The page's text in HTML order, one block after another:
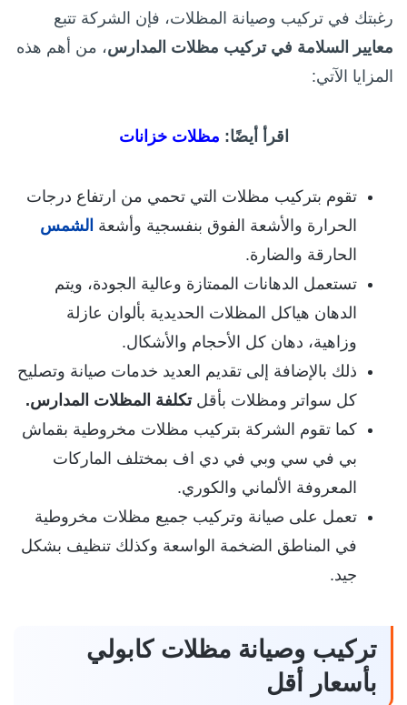
رغبتك في تركيب وصيانة المظلات، فإن الشركة تتبع
معايير السلامة في تركيب مظلات المدارس، من أهم هذه
المزايا الآتي:
اقرأ أيضًا: مظلات خزانات
تقوم بتركيب مظلات التي تحمي من ارتفاع درجات
الحرارة والأشعة الفوق بنفسجية وأشعة الشمس
الحارقة والضارة.
تستعمل الدهانات الممتازة وعالية الجودة، ويتم
الدهان هياكل المظلات الحديدية بألوان عازلة
وزاهية، دهان كل الأحجام والأشكال.
ذلك بالإضافة إلى تقديم العديد خدمات صيانة وتصليح
كل سواتر ومظلات بأقل تكلفة المظلات المدارس.
كما تقوم الشركة بتركيب مظلات مخروطية بقماش
بي في سي وبي في دي اف بمختلف الماركات
المعروفة الألماني والكوري.
تعمل على صيانة وتركيب جميع مظلات مخروطية
في المناطق الضخمة الواسعة وكذلك تنظيف بشكل
جيد.
تركيب وصيانة مظلات كابولي
بأسعار أقل